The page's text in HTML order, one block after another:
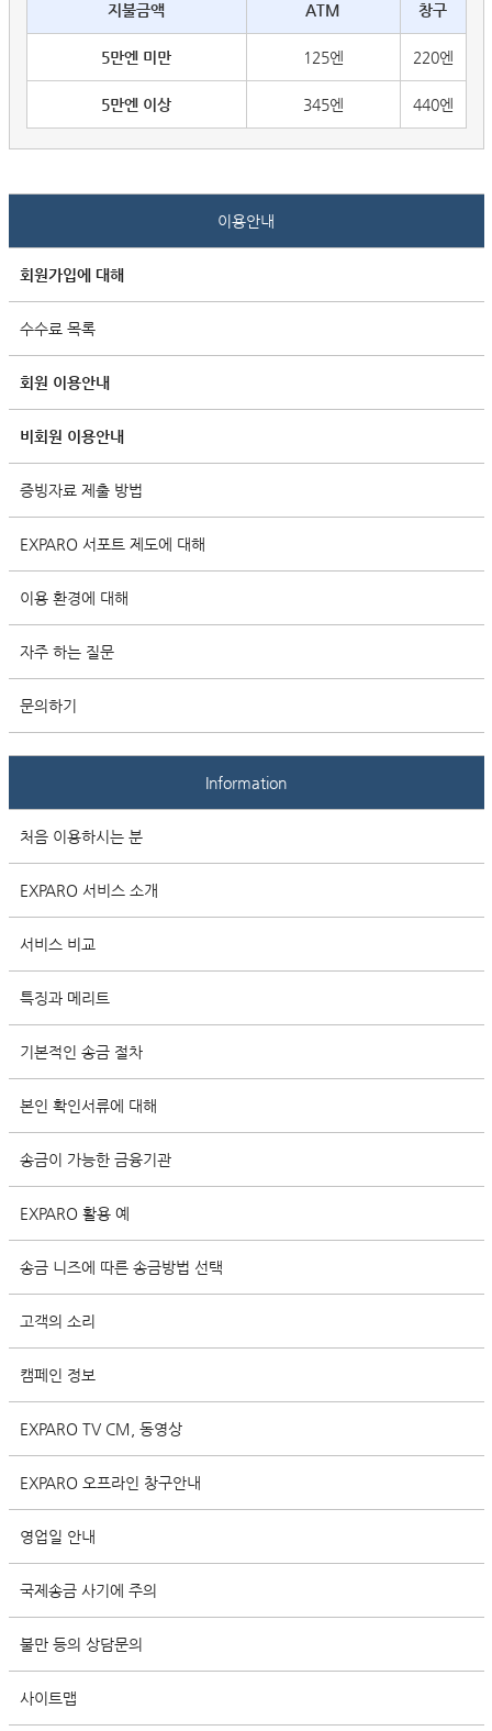
지불금액 ATM 창구
5만엔 미만 125엔 220엔
5만엔 이상 345엔 440엔
이용안내
회원가입에 대해
수수료 목록
회원 이용안내
비회원 이용안내
증빙자료 제출 방법
EXPARO 서포트 제도에 대해
이용 환경에 대해
자주 하는 질문
문의하기
Information
처음 이용하시는 분
EXPARO 서비스 소개
서비스 비교
특징과 메리트
기본적인 송금 절차
본인 확인서류에 대해
송금이 가능한 금융기관
EXPARO 활용 예
송금 니즈에 따른 송금방법 선택
고객의 소리
캠페인 정보
EXPARO TV CM, 동영상
EXPARO 오프라인 창구안내
영업일 안내
국제송금 사기에 주의
불만 등의 상담문의
사이트맵